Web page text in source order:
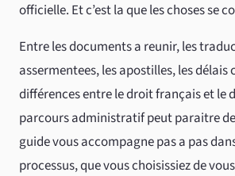
officielle. Et c’est la que les choses se
Entre les documents a reunir, les
assermentees, les apostilles, les délais
différences entre le droit français et le
parcours administratif peut paraitre
guide vous accompagne pas a pas
processus, que vous choisissiez de